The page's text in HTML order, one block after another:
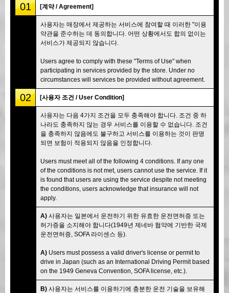
01 [계약 / Agreement]
사용자는 매장에서 제공하는 서비스에 참여할 때 이러한 "이용
약관을 준수하는 데 동의합니다. 어떤 상황에서도 합의 없이는
서비스가 제공되지 않습니다.
Users agree to comply with these "Terms of Use" when
participating in services provided by the store. Under no
circumstances will services be provided without agreement.
02 [사용자 조건 / User Condition]
사용자는 다음 4가지 조건을 모두 충족해야 합니다. 조건 중 하
나라도 충족하지 않는 경우 서비스를 이용할 수 없습니다. 조건
을 충족하지 않음에도 불구하고 서비스를 이용하는 것이 판명
되면 보험이 적용되지 않음을 인정합니다.
Users must meet all of the following 4 conditions. If any one
of the conditions is not met, users cannot use the service. If it
is found that users are using the service despite not meeting
the conditions, users acknowledge that insurance will not
apply.
A) 사용자는 일본에서 운전하기 위한 유효한 운전면허증 또는
허가증을 소지해야 합니다(1949년 제네바 협약에 기반한 국제
운전면허증, SOFA 라이센스 등).
A) Users must possess a valid driver's license or permit to
drive in Japan (such as an International Driving Permit based
on the 1949 Geneva Convention, SOFA license, etc.).
B) 사용자는 서비스를 이용하기에 충분한 운전 기술을 보유해